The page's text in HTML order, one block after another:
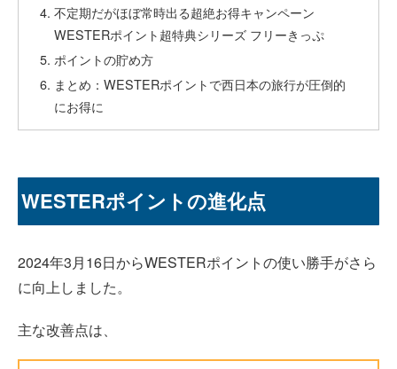
不定期だがほぼ常時出る超絶お得キャンペーン
WESTERポイント超特典シリーズ フリーきっぷ
ポイントの貯め方
まとめ：WESTERポイントで西日本の旅行が圧倒的
にお得に
WESTERポイントの進化点
2024年3月16日からWESTERポイントの使い勝手がさら
に向上しました。
主な改善点は、